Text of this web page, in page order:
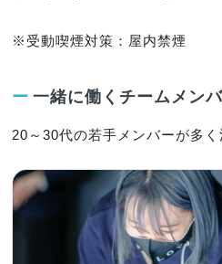
※受動喫煙対策：屋内禁煙
ー 一緒に働くチームメン
20～30代の若手メンバーが多く